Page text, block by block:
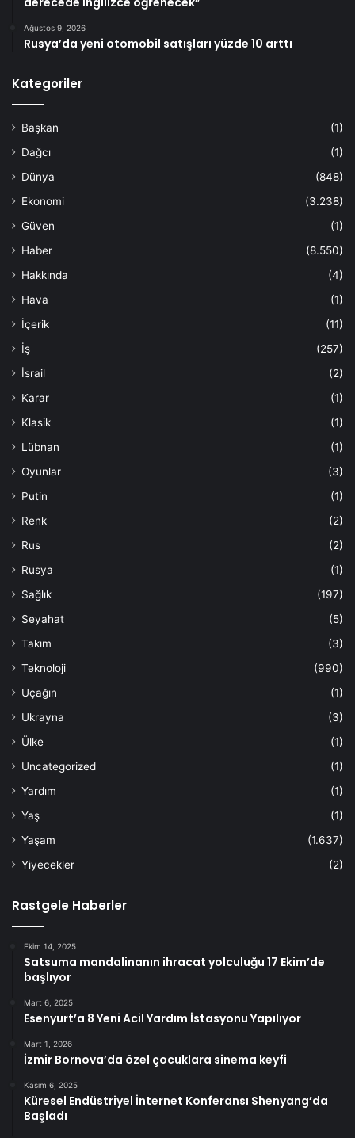
Ağustos 9, 2026
Rusya’da yeni otomobil satışları yüzde 10 arttı
Kategoriler
Başkan
(1)
Dağcı
(1)
Dünya
(848)
Ekonomi
(3.238)
Güven
(1)
Haber
(8.550)
Hakkında
(4)
Hava
(1)
İçerik
(11)
İş
(257)
İsrail
(2)
Karar
(1)
Klasik
(1)
Lübnan
(1)
Oyunlar
(3)
Putin
(1)
Renk
(2)
Rus
(2)
Rusya
(1)
Sağlık
(197)
Seyahat
(5)
Takım
(3)
Teknoloji
(990)
Uçağın
(1)
Ukrayna
(3)
Ülke
(1)
Uncategorized
(1)
Yardım
(1)
Yaş
(1)
Yaşam
(1.637)
Yiyecekler
(2)
Rastgele Haberler
Ekim 14, 2025
Satsuma mandalinanın ihracat yolculuğu 17 Ekim’de
başlıyor
Mart 6, 2025
Esenyurt’a 8 Yeni Acil Yardım İstasyonu Yapılıyor
Mart 1, 2026
İzmir Bornova’da özel çocuklara sinema keyfi
Kasım 6, 2025
Küresel Endüstriyel İnternet Konferansı Shenyang’da
Başladı